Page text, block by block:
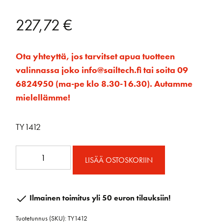
227,72 €
Ota yhteyttä, jos tarvitset apua tuotteen
valinnassa joko info@sailtech.fi tai soita 09
6824950 (ma-pe klo 8.30-16.30). Autamme
mielellämme!
TY1412
LISÄÄ OSTOSKORIIN
Ilmainen toimitus yli 50 euron tilauksiin!
Tuotetunnus (SKU):TY1412